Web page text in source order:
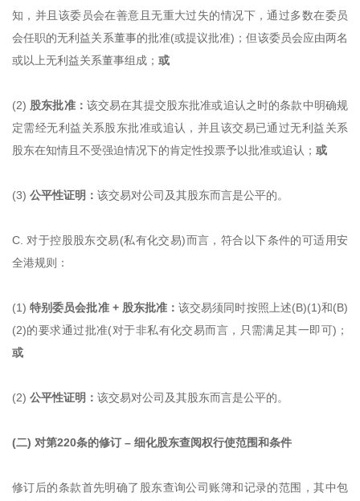
知，并且该委员会在善意且无重大过失的情况下，通过多数在委员
会任职的无利益关系董事的批准(或提议批准)；但该委员会应由两名
或以上无利益关系董事组成； 或
(2) 股东批准： 该交易在其提交股东批准或追认之时的条款中明确规
定需经无利益关系股东批准或追认，并且该交易已通过无利益关系
股东在知情且不受强迫情况下的肯定性投票予以批准或追认； 或
(3) 公平性证明： 该交易对公司及其股东而言是公平的。
C. 对于控股股东交易(私有化交易)而言，符合以下条件的可适用安
全港规则：
(1)特别委员会批准 + 股东批准：该交易须同时按照上述(B)(1)和(B)
(2)的要求通过批准(对于非私有化交易而言，只需满足其一即可)；
或
(2) 公平性证明： 该交易对公司及其股东而言是公平的。
(二) 对第220条的修订 – 细化股东查阅权行使范围和条件
修订后的条款首先明确了股东查询公司账簿和记录的范围，其中包